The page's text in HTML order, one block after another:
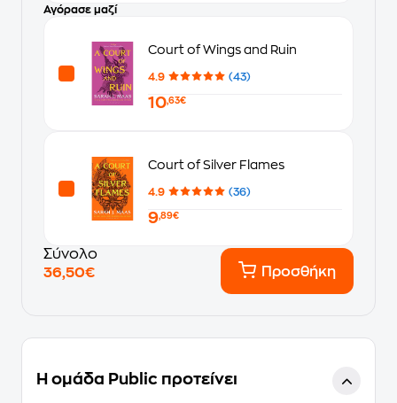
Αγόρασε μαζί
Court of Wings and Ruin
4.9 (43)
10,63€
Court of Silver Flames
4.9 (36)
9,89€
Σύνολο
36,50€
Προσθήκη
Η ομάδα Public προτείνει